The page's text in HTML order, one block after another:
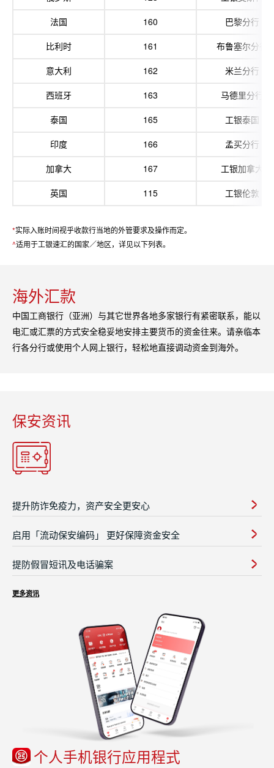
法国
160
巴黎分行
比利时
161
布鲁塞尔分行
意大利
162
米兰分行
西班牙
163
马德里分行
泰国
165
工银泰国
印度
166
孟买分行
加拿大
167
工银加拿大
英国
115 工银伦敦
*实际入账时间视乎收款行当地的外管要求及操作而定。
^适用于工银速汇的国家／地区，详见以下列表。
海外汇款
中国工商银行（亚洲）与其它世界各地多家银行有紧密联系，能以
电汇或汇票的方式安全稳妥地安排主要货币的资金往来。请亲临本
行各分行或使用个人网上银行，轻松地直接调动资金到海外。
保安资讯
提升防诈免疫力，资产安全更安心
启用「流动保安编码」 更好保障资金安全
提防假冒短讯及电话骗案
更多资讯
个人手机银行应用程式